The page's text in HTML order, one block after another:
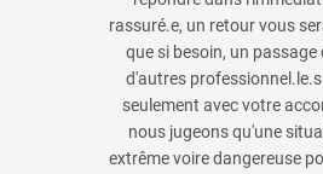
rassuré.e, un retour vous
que si besoin, un passage
d'autres
seulement avec votre
nous jugeons qu'une
extrême voire dangereuse